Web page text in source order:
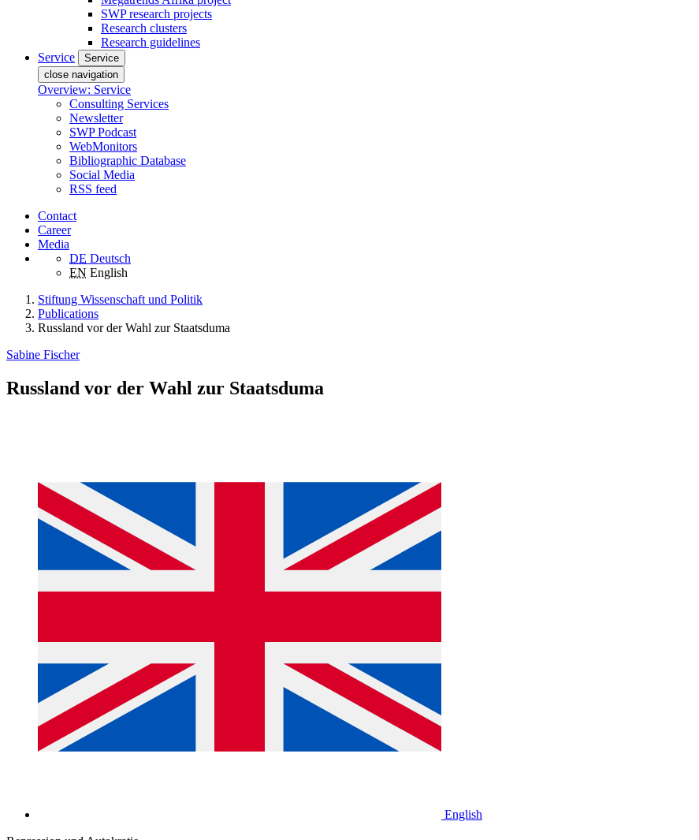
SWP research projects
Research clusters
Research guidelines
Service
Service
close navigation
Overview: Service
Consulting Services
Newsletter
SWP Podcast
WebMonitors
Bibliographic Database
Social Media
RSS feed
Contact
Career
Media
DE Deutsch
EN English
Stiftung Wissenschaft und Politik
Publications
Russland vor der Wahl zur Staatsduma
Sabine Fischer
Russland vor der Wahl zur Staatsduma
English